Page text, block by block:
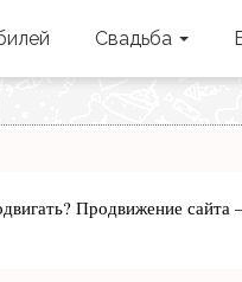
Свадьба
Продвижение